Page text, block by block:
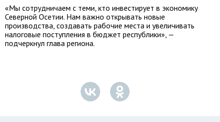
«Мы сотрудничаем с теми, кто инвестирует в экономику
Северной Осетии. Нам важно открывать новые
производства, создавать рабочие места и увеличивать
налоговые поступления в бюджет республики», —
подчеркнул глава региона.